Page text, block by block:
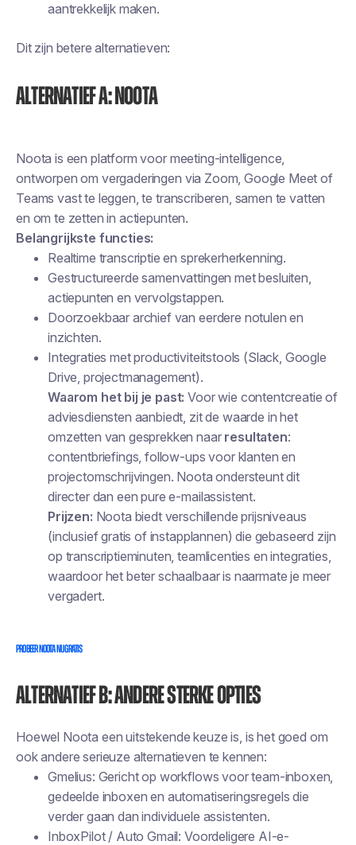
aantrekkelijk maken.
Dit zijn betere alternatieven:
Alternatief A: Noota
Noota is een platform voor meeting-intelligence,
ontworpen om vergaderingen via Zoom, Google Meet of
Teams vast te leggen, te transcriberen, samen te vatten
en om te zetten in actiepunten.
Belangrijkste functies:
Realtime transcriptie en sprekerherkenning.
Gestructureerde samenvattingen met besluiten,
actiepunten en vervolgstappen.
Doorzoekbaar archief van eerdere notulen en
inzichten.
Integraties met productiviteitstools (Slack, Google
Drive, projectmanagement).
Waarom het bij je past: Voor wie contentcreatie of
adviesdiensten aanbiedt, zit de waarde in het
omzetten van gesprekken naar resultaten:
contentbriefings, follow-ups voor klanten en
projectomschrijvingen. Noota ondersteunt dit
directer dan een pure e-mailassistent.
Prijzen: Noota biedt verschillende prijsniveaus
(inclusief gratis of instapplannen) die gebaseerd zijn
op transcriptieminuten, teamlicenties en integraties,
waardoor het beter schaalbaar is naarmate je meer
vergadert.
Probeer Noota nu gratis
Alternatief B: Andere sterke opties
Hoewel Noota een uitstekende keuze is, is het goed om
ook andere serieuze alternatieven te kennen:
Gmelius: Gericht op workflows voor team-inboxen,
gedeelde inboxen en automatiseringsregels die
verder gaan dan individuele assistenten.
InboxPilot / Auto Gmail: Voordeligere AI-e-